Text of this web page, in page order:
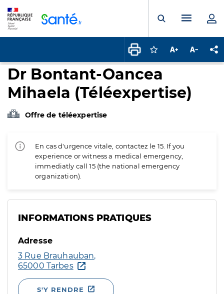
Ouvrir laMenu
Connectez-vous
Augmenter la
Dr Bontant-Oancea
Mihaela (Téléexpertise)
Offre de téléexpertise
En cas d'urgence vitale, contactez le 15. If you
experience or witness a medical emergency,
immediatly call 15 (the national emergency
organization).
INFORMATIONS PRATIQUES
Adresse
3 Rue Brauhauban,
65000 Tarbes
S'Y RENDRE